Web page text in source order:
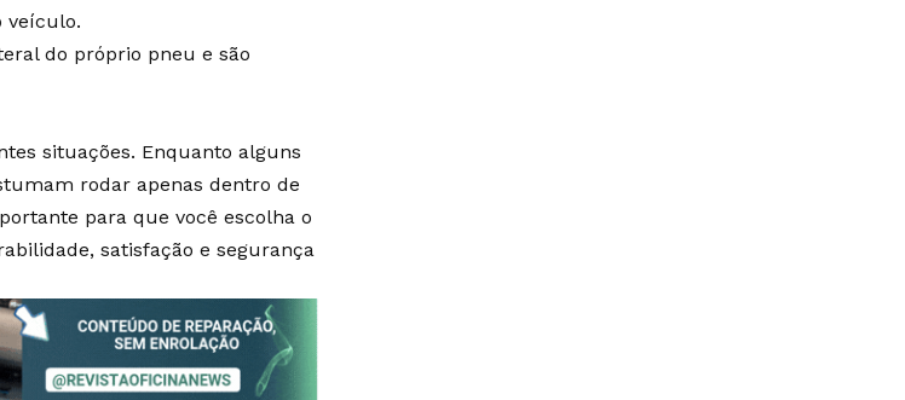
veículo.
do próprio pneu e são
situações. Enquanto alguns
rodar apenas dentro de
para que você escolha o
satisfação e segurança